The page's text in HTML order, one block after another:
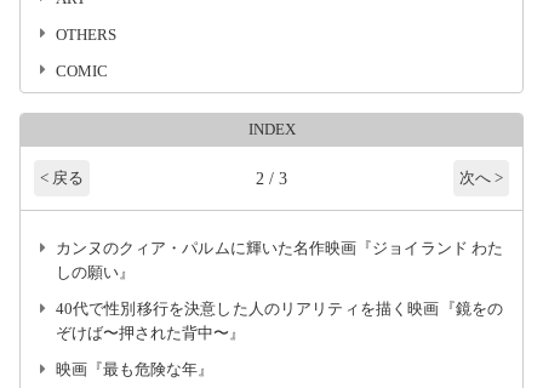
OTHERS
COMIC
INDEX
< 戻る 2 / 3 次へ >
カンヌのクィア・パルムに輝いた名作映画『ジョイランド わた
しの願い』
40代で性別移行を決意した人のリアリティを描く映画『鏡をの
ぞけば〜押された背中〜』
映画『最も危険な年』